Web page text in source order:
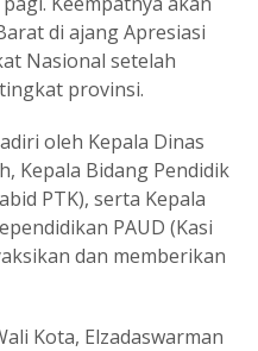
di ajang Apresiasi
Nasional setelah
provinsi.
oleh Kepala Dinas
Kepala Bidang Pendidik
PTK), serta Kepala
PAUD (Kasi
dan memberikan
Kota, Elzadaswarman